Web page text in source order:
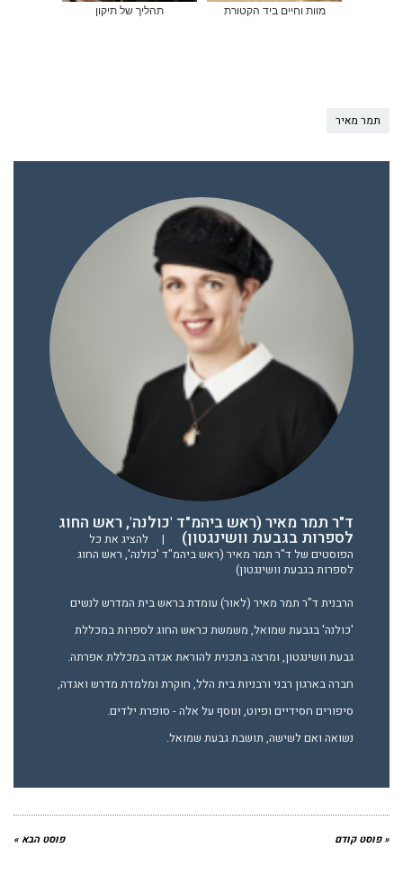
מוות וחיים ביד הקטורת תהליך של תיקון
תמר מאיר
ד"ר תמר מאיר (ראש ביהמ"ד 'כולנה', ראש החוג
לספרות בגבעת וושינגטון) |
להציג את כל
הפוסטים של ד"ר תמר מאיר (ראש ביהמ"ד 'כולנה', ראש החוג
לספרות בגבעת וושינגטון)
הרבנית ד"ר תמר מאיר (לאור) עומדת בראש בית המדרש לנשים
'כולנה' בגבעת שמואל, משמשת כראש החוג לספרות במכללת
גבעת וושינגטון, ומרצה בתכנית להוראת אגדה במכללת אפרתה.
חברה בארגון רבני ורבניות בית הלל, חוקרת ומלמדת מדרש ואגדה,
סיפורים חסידיים ופיוט, ונוסף על אלה - סופרת ילדים.
נשואה ואם לשישה, תושבת גבעת שמואל.
« פוסט קודם פוסט הבא »